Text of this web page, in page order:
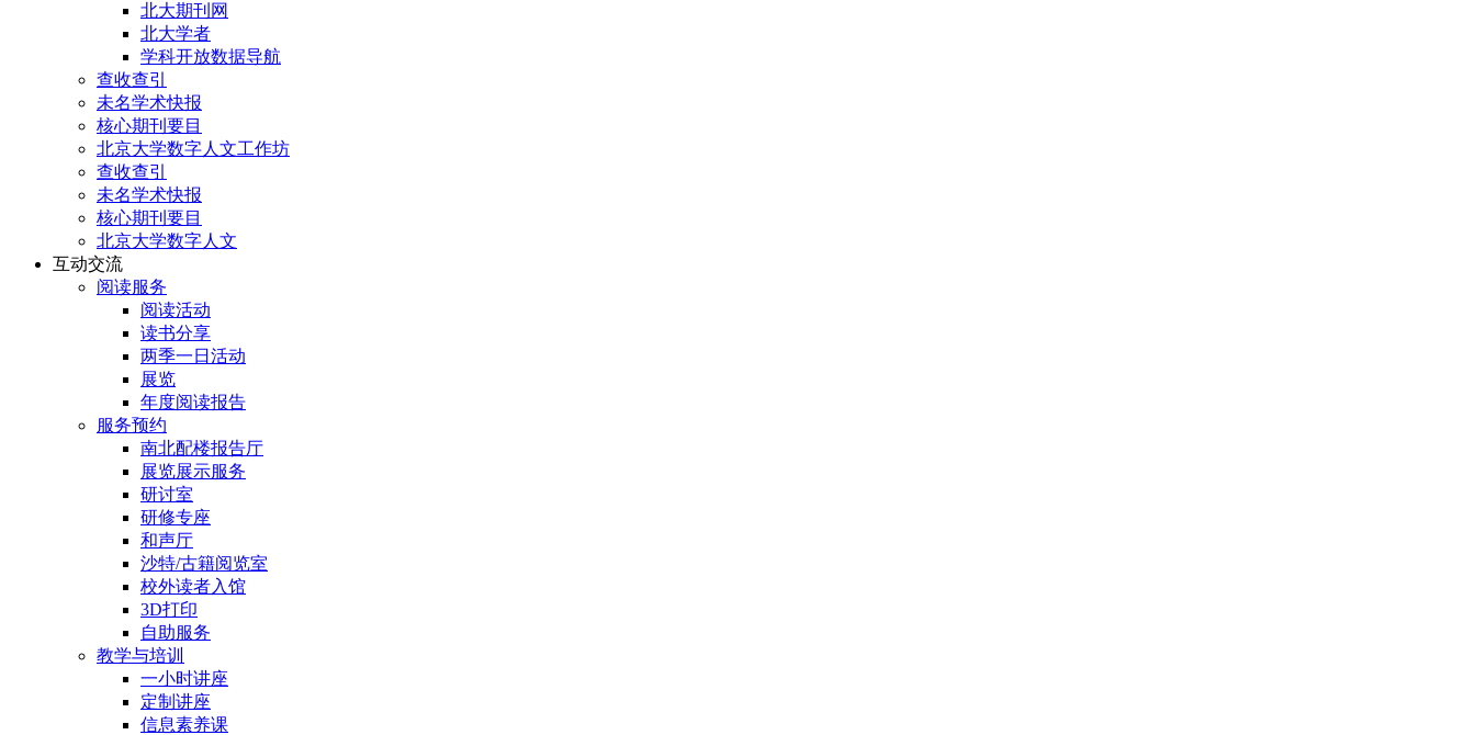
北大期刊网
北大学者
学科开放数据导航
查收查引
未名学术快报
核心期刊要目
北京大学数字人文工作坊
查收查引
未名学术快报
核心期刊要目
北京大学数字人文
互动交流
阅读服务
阅读活动
读书分享
两季一日活动
展览
年度阅读报告
服务预约
南北配楼报告厅
展览展示服务
研讨室
研修专座
和声厅
沙特/古籍阅览室
校外读者入馆
3D打印
自助服务
教学与培训
一小时讲座
定制讲座
信息素养课